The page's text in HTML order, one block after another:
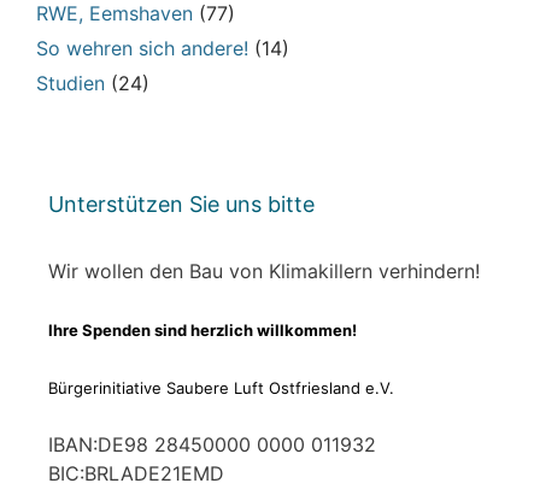
RWE, Eemshaven (77)
So wehren sich andere! (14)
Studien (24)
Unterstützen Sie uns bitte
Wir wollen den Bau von Klimakillern verhindern!
Ihre Spenden sind herzlich willkommen!
Bürgerinitiative Saubere Luft Ostfriesland e.V.
IBAN:DE98 28450000 0000 011932
BIC:BRLADE21EMD